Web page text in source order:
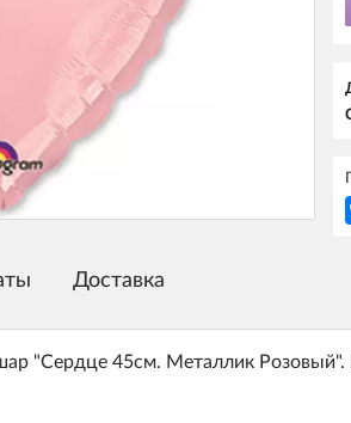
Доставка
"Сердце 45см. Металлик Розовый".